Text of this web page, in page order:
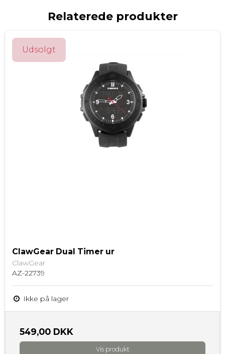
Relaterede produkter
Udsolgt
ClawGear Dual Timer ur
ClawGear
AZ-22739
Ikke på lager
549,00 DKK
Vis produkt